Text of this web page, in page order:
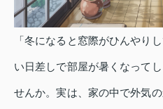
「冬になると窓際がひんやり
い日差しで部屋が暑くなって
せんか。実は、家の中で外気